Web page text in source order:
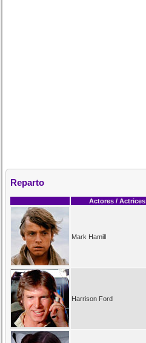
Reparto
Actores / Actrices
Mark Hamill
Harrison Ford